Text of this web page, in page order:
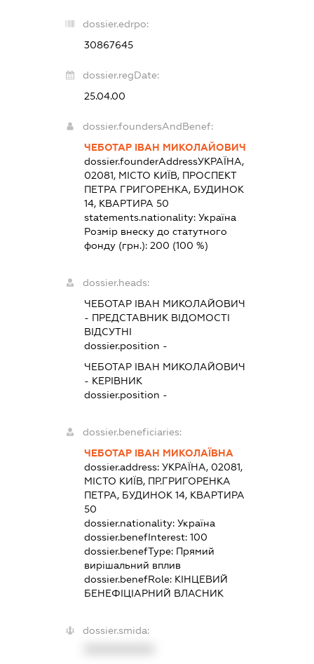
dossier.edrpo:
30867645
dossier.regDate:
25.04.00
dossier.foundersAndBenef:
ЧЕБОТАР ІВАН МИКОЛАЙОВИЧ
dossier.founderAddressУКРАЇНА,
02081, МІСТО КИЇВ, ПРОСПЕКТ
ПЕТРА ГРИГОРЕНКА, БУДИНОК
14, КВАРТИРА 50
statements.nationality: Україна
Розмір внеску до статутного
фонду (грн.): 200 (100 %)
dossier.heads:
ЧЕБОТАР ІВАН МИКОЛАЙОВИЧ
- ПРЕДСТАВНИК ВІДОМОСТІ
ВІДСУТНІ
dossier.position -
ЧЕБОТАР ІВАН МИКОЛАЙОВИЧ
- КЕРІВНИК
dossier.position -
dossier.beneficiaries:
ЧЕБОТАР ІВАН МИКОЛАЇВНА
dossier.address: УКРАЇНА, 02081,
МІСТО КИЇВ, ПР.ГРИГОРЕНКА
ПЕТРА, БУДИНОК 14, КВАРТИРА
50
dossier.nationality: Україна
dossier.benefInterest: 100
dossier.benefType: Прямий
вирішальний вплив
dossier.benefRole: КІНЦЕВИЙ
БЕНЕФІЦІАРНИЙ ВЛАСНИК
dossier.smida: